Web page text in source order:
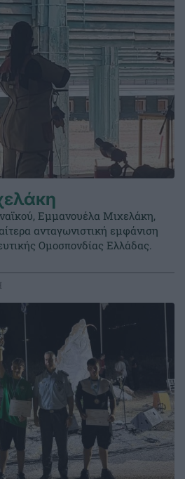
Εμμανουέλα Μιχελάκη,
ανταγωνιστική εμφάνιση
Ομοσπονδίας Ελλάδας.